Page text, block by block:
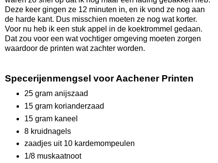
Deze keer gingen ze 12 minuten in, en ik vond ze nog aan
de harde kant. Dus misschien moeten ze nog wat korter.
Voor nu heb ik een stuk appel in de koektrommel gedaan.
Dat zou voor een wat vochtiger omgeving moeten zorgen
waardoor de printen wat zachter worden.
Specerijenmengsel voor Aachener Printen
25 gram anijszaad
15 gram korianderzaad
15 gram kaneel
8 kruidnagels
zaadjes uit 10 kardemompeulen
1/8 muskaatnoot